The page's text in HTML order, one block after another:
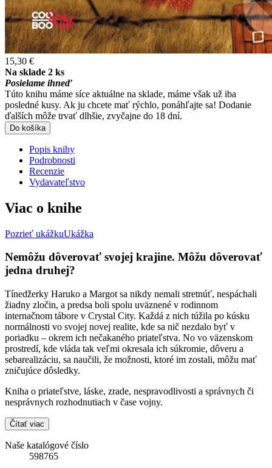
15,30 €
Na sklade 2 ks
Posielame ihneď
Túto knihu máme síce aktuálne na sklade, máme však už iba
posledné kusy. Ak ju chcete mať rýchlo, ponáhľajte sa! Dodanie
ďalších môže trvať dlhšie, zvyčajne do 18 dní.
Do košíka
Popis knihy
Podrobnosti
Recenzie
Vydavateľstvo
Viac o knihe
Pozrieť ukážkuUkážka
Nemôžu dôverovať svojej krajine. Môžu dôverovať
jedna druhej?
Tínedžerky Haruko a Margot sa nikdy nemali stretnúť, nespáchali
žiadny zločin, a predsa boli spolu uväznené v rodinnom
internačnom tábore v Crystal City. Každá z nich túžila po kúsku
normálnosti vo svojej novej realite, kde sa nič nezdalo byť v
poriadku – okrem ich nečakaného priateľstva. No vo väzenskom
prostredí, kde vláda tak veľmi okresala ich súkromie, dôveru a
sebarealizáciu, sa naučili, že možnosti, ktoré im zostali, môžu mať
zničujúce dôsledky.
Kniha o priateľstve, láske, zrade, nespravodlivosti a správnych či
nesprávnych rozhodnutiach v čase vojny.
Čítať viac
Naše katalógové číslo
598765